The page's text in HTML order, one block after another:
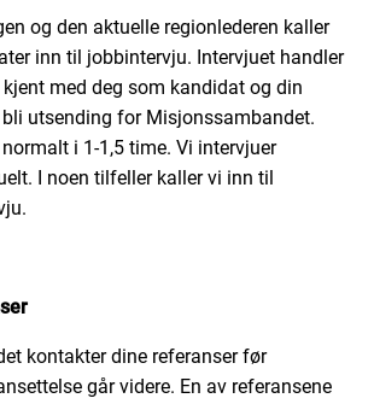
og den aktuelle regionlederen kaller
inn til jobbintervju. Intervjuet handler
med deg som kandidat og din
utsending for Misjonssambandet.
normalt i 1-1,5 time. Vi intervjuer
I noen tilfeller kaller vi inn til
kontakter dine referanser før
går videre. En av referansene